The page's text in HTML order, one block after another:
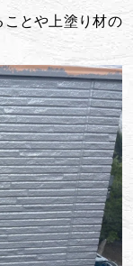
とや上塗り材の